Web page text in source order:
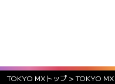
TOKYO MXトップ > TOKYO